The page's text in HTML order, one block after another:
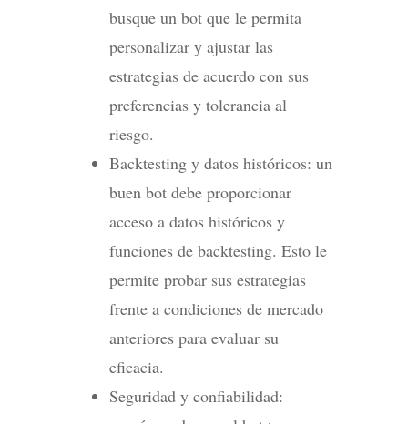
busque un bot que le permita
personalizar y ajustar las
estrategias de acuerdo con sus
preferencias y tolerancia al
riesgo.
Backtesting y datos históricos: un
buen bot debe proporcionar
acceso a datos históricos y
funciones de backtesting. Esto le
permite probar sus estrategias
frente a condiciones de mercado
anteriores para evaluar su
eficacia.
Seguridad y confiabilidad: